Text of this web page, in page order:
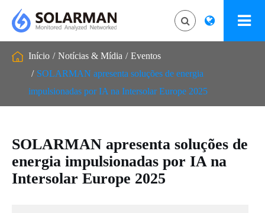
Início Notícias & Mídia
Eventos
SOLARMAN apresenta soluções de energia
impulsionadas por IA na Intersolar Europe 2025
SOLARMAN apresenta soluções de
energia impulsionadas por IA na
Intersolar Europe 2025